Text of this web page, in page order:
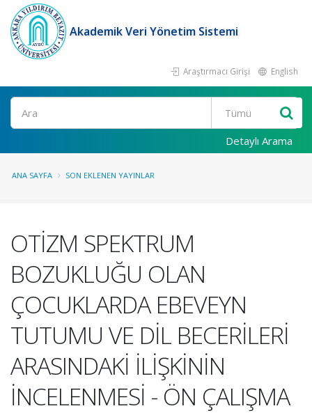
Akademik Veri Yönetim Sistemi
Araştırmacı Girişi English
Ara
Detaylı Arama
ANA SAYFA SON EKLENEN YAYINLAR
OTİZM SPEKTRUM
BOZUKLUĞU OLAN
ÇOCUKLARDA EBEVEYN
TUTUMU VE DİL BECERİLERİ
ARASINDAKİ İLİŞKİNİN
İNCELENMESİ - ÖN ÇALIŞMA